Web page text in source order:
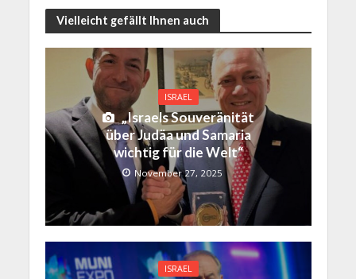
Vielleicht gefällt Ihnen auch
ISRAEL
„Israels Souveränität
über Judäa und Samaria
wichtig für die Welt“
November 27, 2025
ISRAEL